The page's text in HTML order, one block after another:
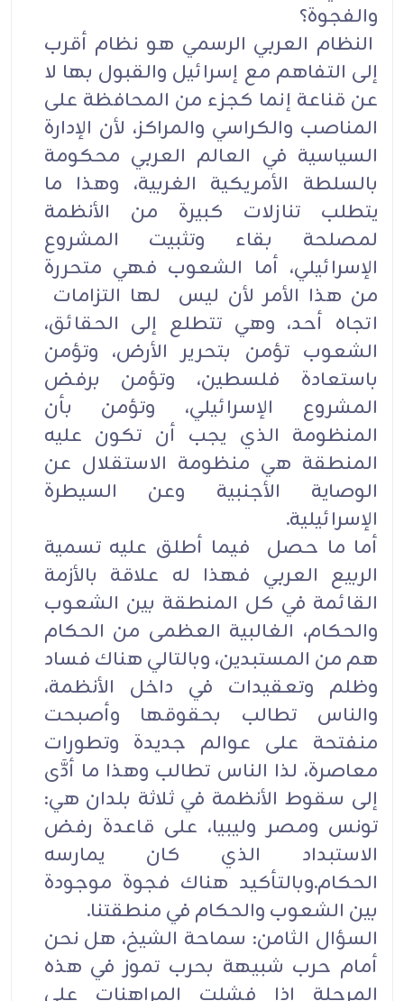
والفجوة؟
النظام العربي الرسمي هو نظام أقرب
إلى التفاهم مع إسرائيل والقبول بها لا
عن قناعة إنما كجزء من المحافظة على
المناصب والكراسي والمراكز، لأن الإدارة
السياسية في العالم العربي محكومة
بالسلطة الأمريكية الغربية، وهذا ما
يتطلب تنازلات كبيرة من الأنظمة
لمصلحة بقاء وتثبيت المشروع
الإسرائيلي، أما الشعوب فهي متحررة
من هذا الأمر لأن ليس لها التزامات
اتجاه أحد، وهي تتطلع إلى الحقائق،
الشعوب تؤمن بتحرير الأرض، وتؤمن
باستعادة فلسطين، وتؤمن برفض
المشروع الإسرائيلي، وتؤمن بأن
المنظومة الذي يجب أن تكون عليه
المنطقة هي منظومة الاستقلال عن
الوصاية الأجنبية وعن السيطرة
الإسرائيلية.
أما ما حصل فيما أطلق عليه تسمية
الربيع العربي فهذا له علاقة بالأزمة
القائمة في كل المنطقة بين الشعوب
والحكام، الغالبية العظمى من الحكام
هم من المستبدين، وبالتالي هناك فساد
وظلم وتعقيدات في داخل الأنظمة،
والناس تطالب بحقوقها وأصبحت
منفتحة على عوالم جديدة وتطورات
معاصرة، لذا الناس تطالب وهذا ما أدَّى
إلى سقوط الأنظمة في ثلاثة بلدان هي:
تونس ومصر وليبيا، على قاعدة رفض
الاستبداد الذي كان يمارسه
الحكام.وبالتأكيد هناك فجوة موجودة
بين الشعوب والحكام في منطقتنا.
السؤال الثامن: سماحة الشيخ، هل نحن
أمام حرب شبيهة بحرب تموز في هذه